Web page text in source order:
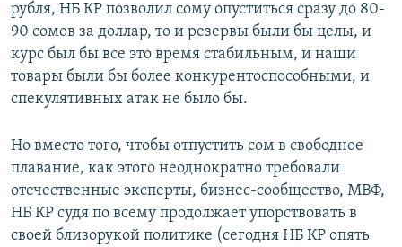
рубля, НБ КР позволил сому опуститься сразу до 80-
90 сомов за доллар, то и резервы были бы целы, и
курс был бы все это время стабильным, и наши
товары были бы более конкурентоспособными, и
спекулятивных атак не было бы.
Но вместо того, чтобы отпустить сом в свободное
плавание, как этого неоднократно требовали
отечественные эксперты, бизнес-сообщество, МВФ,
НБ КР судя по всему продолжает упорствовать в
своей близорукой политике (сегодня НБ КР опять